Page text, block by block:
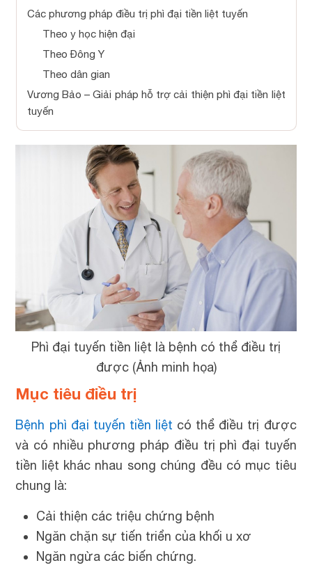
Các phương pháp điều trị phì đại tiền liệt tuyến
Theo y học hiện đại
Theo Đông Y
Theo dân gian
Vương Bảo – Giải pháp hỗ trợ cải thiện phì đại tiền liệt
tuyến
Phì đại tuyến tiền liệt là bệnh có thể điều trị
được (Ảnh minh họa)
Mục tiêu điều trị
Bệnh phì đại tuyến tiền liệt có thể điều trị được
và có nhiều phương pháp điều trị phì đại tuyến
tiền liệt khác nhau song chúng đều có mục tiêu
chung là:
Cải thiện các triệu chứng bệnh
Ngăn chặn sự tiến triển của khối u xơ
Ngăn ngừa các biến chứng.